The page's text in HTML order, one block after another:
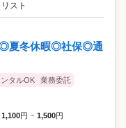
スト
◎夏冬休暇◎社保◎通
タルOK
業務委託
1,100円 ~ 1,500円